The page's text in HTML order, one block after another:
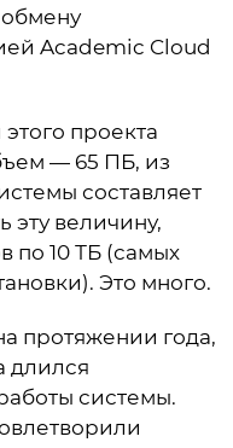
Academic Cloud
проекта
— 65 ПБ, из
составляет
эту величину,
по 10 ТБ (самых
Это много.
протяжении года,
длился
системы.